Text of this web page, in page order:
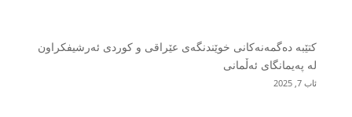
کتێبە دەگمەنەکانی خوێندنگەی عێراقی و کوردی ئەرشیفکراون
لە پەیمانگای ئەڵمانی
ئاب 7, 2025